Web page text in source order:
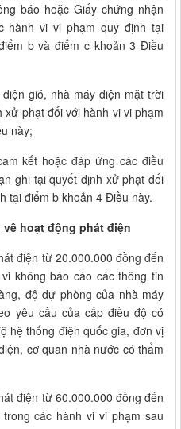
báo hoặc Giấy chứng nhận
hành vi vi phạm quy định tại
b và điểm c khoản 3 Điều
gió, nhà máy điện mặt trời
phạt đối với hành vi vi phạm
này;
kết hoặc đáp ứng các điều
ghi tại quyết định xử phạt đối
tại điểm b khoản 4 Điều này.
hoạt động phát điện
điện từ 20.000.000 đồng đến
không báo cáo các thông tin
độ dự phòng của nhà máy
yêu cầu của cấp điều độ có
hệ thống điện quốc gia, đơn vị
cơ quan nhà nước có thẩm
điện từ 60.000.000 đồng đến
các hành vi vi phạm sau